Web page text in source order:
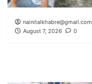
nainitalkhabre@gmail.com
August 7, 2026
0